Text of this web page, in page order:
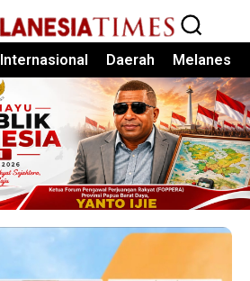
Internasional Daerah Melanesia